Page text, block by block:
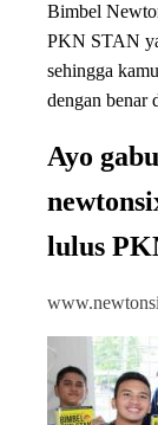
Bimbel
PKN STAN
sehingga
dengan benar
Ayo
lulus